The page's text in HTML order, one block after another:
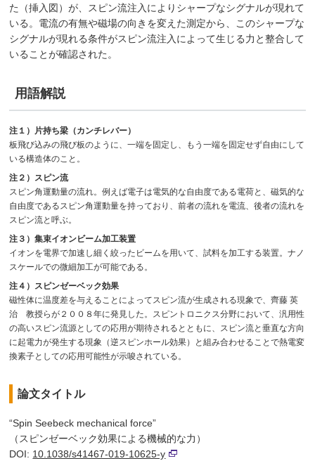
た（挿入図）が、スピン流注入によりシャープなシグナルが現れて
いる。電流の有無や磁場の向きを変えた測定から、このシャープな
シグナルが現れる条件がスピン流注入によって生じる力と整合して
いることが確認された。
用語解説
注１）片持ち梁（カンチレバー）
板飛び込みの飛び板のように、一端を固定し、もう一端を固定せず自由にして
いる構造体のこと。
注２）スピン流
スピン角運動量の流れ。例えば電子は電気的な自由度である電荷と、磁気的な
自由度であるスピン角運動量を持っており、前者の流れを電流、後者の流れを
スピン流と呼ぶ。
注３）集束イオンビーム加工装置
イオンを電界で加速し細く絞ったビームを用いて、試料を加工する装置。ナノ
スケールでの微細加工が可能である。
注４）スピンゼーベック効果
磁性体に温度差を与えることによってスピン流が生成される現象で、齊藤 英
治 教授らが２００８年に発見した。スピントロニクス分野において、汎用性
の高いスピン流源としての応用が期待されるとともに、スピン流と垂直な方向
に起電力が発生する現象（逆スピンホール効果）と組み合わせることで熱電変
換素子としての応用可能性が示唆されている。
論文タイトル
“Spin Seebeck mechanical force”
（スピンゼーベック効果による機械的な力）
DOI: 10.1038/s41467-019-10625-y